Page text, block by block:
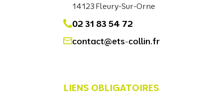
14123 Fleury-Sur-Orne
02 31 83 54 72
contact@ets-collin.fr
LIENS OBLIGATOIRES